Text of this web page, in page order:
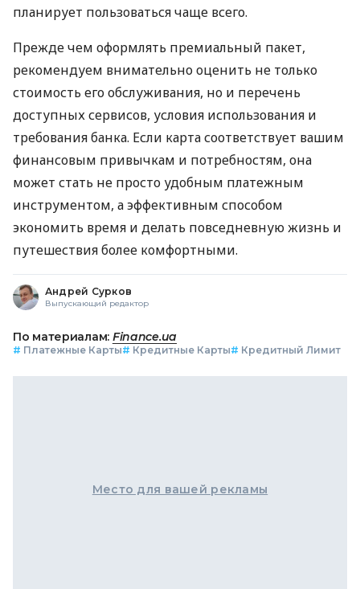
планирует пользоваться чаще всего.
Прежде чем оформлять премиальный пакет,
рекомендуем внимательно оценить не только
стоимость его обслуживания, но и перечень
доступных сервисов, условия использования и
требования банка. Если карта соответствует вашим
финансовым привычкам и потребностям, она
может стать не просто удобным платежным
инструментом, а эффективным способом
экономить время и делать повседневную жизнь и
путешествия более комфортными.
Андрей Сурков
Выпускающий редактор
По материалам: Finance.ua
# Платежные Карты# Кредитные Карты# Кредитный Лимит
Место для вашей рекламы